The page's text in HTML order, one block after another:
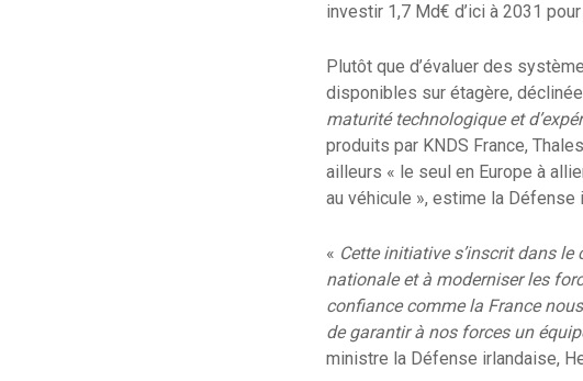
investir 1,7 Md€ d’ici à 2031
Plutôt que d’évaluer des
disponibles sur étagère,
maturité technologique et
produits par KNDS France,
ailleurs « le seul en Europe à
au véhicule », estime la Défense
« Cette initiative s’inscrit dans
nationale et à moderniser les
confiance comme la France
de garantir à nos forces un
ministre la Défense irlandaise,